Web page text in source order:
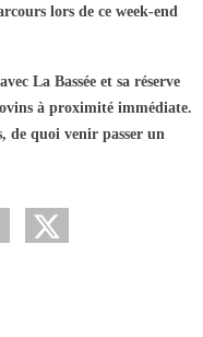
lors de ce week-end
La Bassée et sa réserve
à proximité immédiate.
de quoi venir passer un